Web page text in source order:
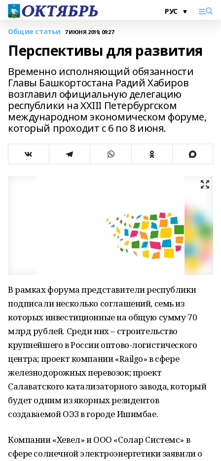
Общие статьи 7 ИЮНЯ 2019, 09:27
Перспективы для развития
Временно исполняющий обязанности
Главы Башкортостана Радий Хабиров
возглавил официальную делегацию
республики на XXIII Петербургском
международном экономическом форуме,
который проходит с 6 по 8 июня.
В рамках форума представители республики
подписали несколько соглашений, семь из
которых инвестиционные на общую сумму 70
млрд рублей. Среди них – строительство
крупнейшего в России оптово-логистического
центра; проект компании «Railgo» в сфере
железнодорожных перевозок; проект
Салаватского катализаторного завода, который
будет одним из якорных резидентов
создаваемой ОЭЗ в городе Ишимбае.
Компании «Хевел» и ООО «Солар Системс» в
сфере солнечной электроэнергетики заявили о